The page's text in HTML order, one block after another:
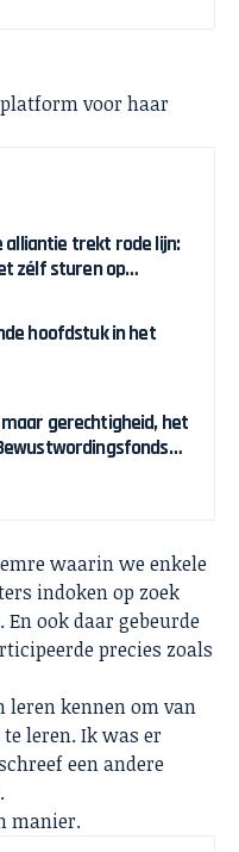
voor haar
trekt rode lijn:
zélf sturen op
hoofdstuk in het
gerechtigheid, het
waarin we enkele
indoken op zoek
ook daar gebeurde
precies zoals
leren kennen om van
leren. Ik was er
een andere
manier.